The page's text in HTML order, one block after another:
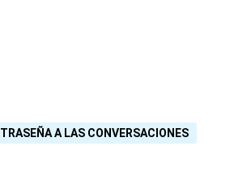
A LAS CONVERSACIONES